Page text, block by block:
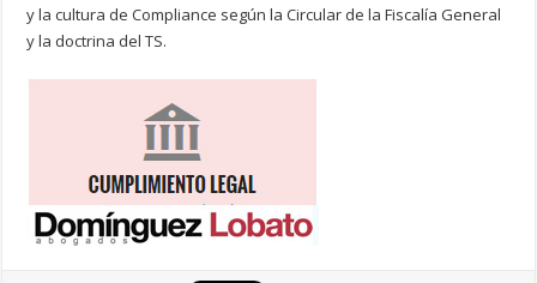
y la cultura de Compliance según la Circular de la Fiscalía General
y la doctrina del TS.